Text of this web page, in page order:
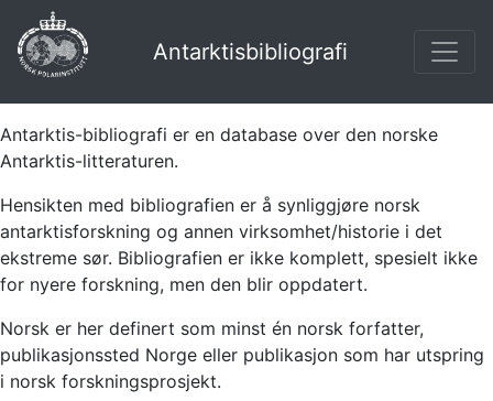
Antarktisbibliografi
Antarktis-bibliografi er en database over den norske
Antarktis-litteraturen.
Hensikten med bibliografien er å synliggjøre norsk
antarktisforskning og annen virksomhet/historie i det
ekstreme sør. Bibliografien er ikke komplett, spesielt ikke
for nyere forskning, men den blir oppdatert.
Norsk er her definert som minst én norsk forfatter,
publikasjonssted Norge eller publikasjon som har utspring
i norsk forskningsprosjekt.